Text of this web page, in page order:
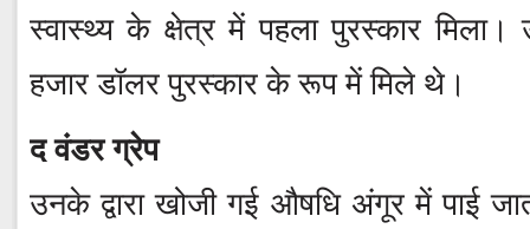
स्वास्थ्य के क्षेत्र में पहला पुरस्कार
हजार डॉलर पुरस्कार के रूप में मिले थे।
द वंडर ग्रेप
उनके द्वारा खोजी गई औषधि अंगूर में पाई